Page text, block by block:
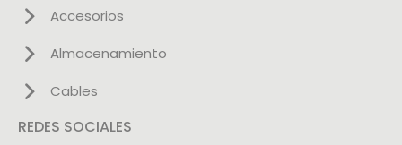
Accesorios
Almacenamiento
Cables
REDES SOCIALES